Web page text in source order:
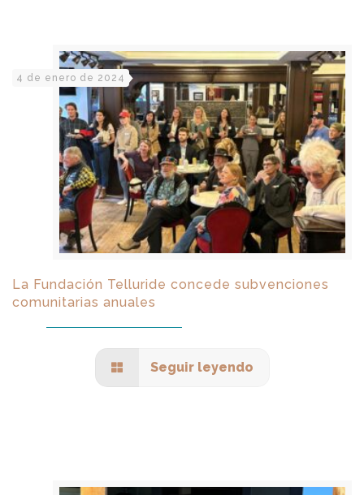
4 de enero de 2024
La Fundación Telluride concede subvenciones
comunitarias anuales
Seguir leyendo